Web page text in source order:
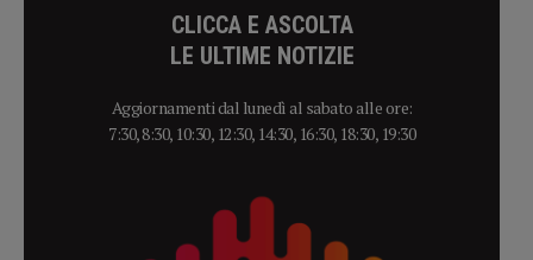
CLICCA E ASCOLTA
LE ULTIME NOTIZIE
Aggiornamenti dal lunedì al sabato alle ore:
7:30, 8:30, 10:30, 12:30, 14:30, 16:30, 18:30, 19:30